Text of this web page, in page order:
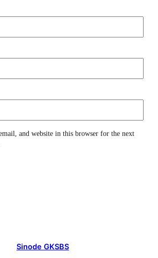
and website in this browser for the next
Sinode GKSBS